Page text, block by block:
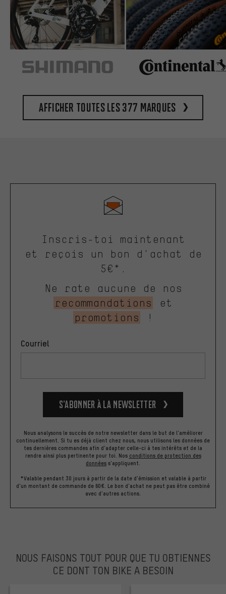
Afficher toutes les 377 marques
Inscris-toi maintenant
et reçois un bon d'achat de
5€*.
Ne rate aucune de nos
recommandations
et
promotions
!
Courriel
S’abonner à la newsletter
Nous analysons le succès de notre newsletter dans le but de l'améliorer
continuellement. Si tu es déjà client chez nous, nous utilisons les données de
tes dernières commandes afin d'adapter celle-ci à tes intérêts et de la
rendre ainsi plus pertinente pour toi. Nos conditions de protection des
données s'appliquent.
*Valable pendant 30 jours à partir de la date d'émission et valable à partir
d'un montant de commande de 60€. Le bon d'achat ne peut pas être combiné
avec d'autres actions.
NOUS FAISONS TOUT POUR QUE TU OBTIENNES
CE DONT TON BIKE A BESOIN